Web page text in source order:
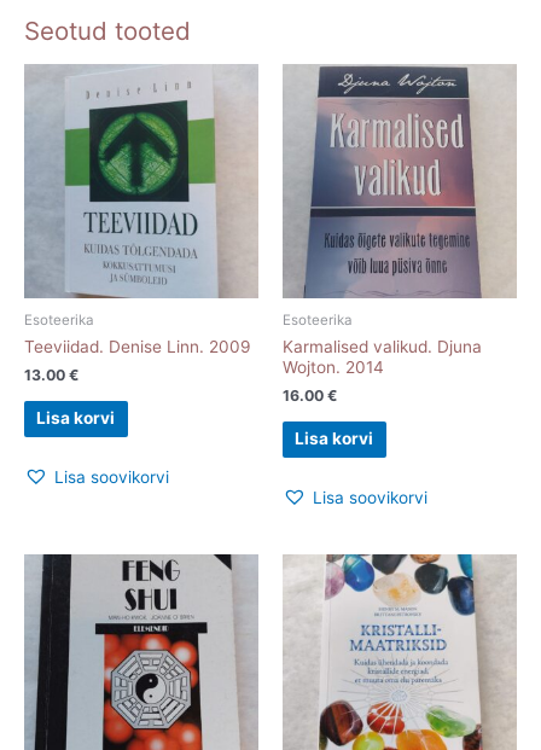
Seotud tooted
Esoteerika
Teeviidad. Denise Linn. 2009
13.00 €
Lisa korvi
Lisa soovikorvi
Esoteerika
Karmalised valikud. Djuna
Wojton. 2014
16.00 €
Lisa korvi
Lisa soovikorvi